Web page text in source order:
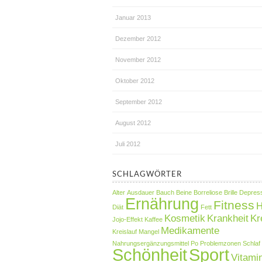
Januar 2013
Dezember 2012
November 2012
Oktober 2012
September 2012
August 2012
Juli 2012
SCHLAGWÖRTER
Alter Ausdauer Bauch Beine Borreliose Brille
Diät Ernährung Fett Fitness
Jojo-Effekt Kaffee Kosmetik Krankheit
Kreislauf Mangel Medikamente
Nahrungsergänzungsmittel Po Problemzonen Schlaf
SchönheitSport